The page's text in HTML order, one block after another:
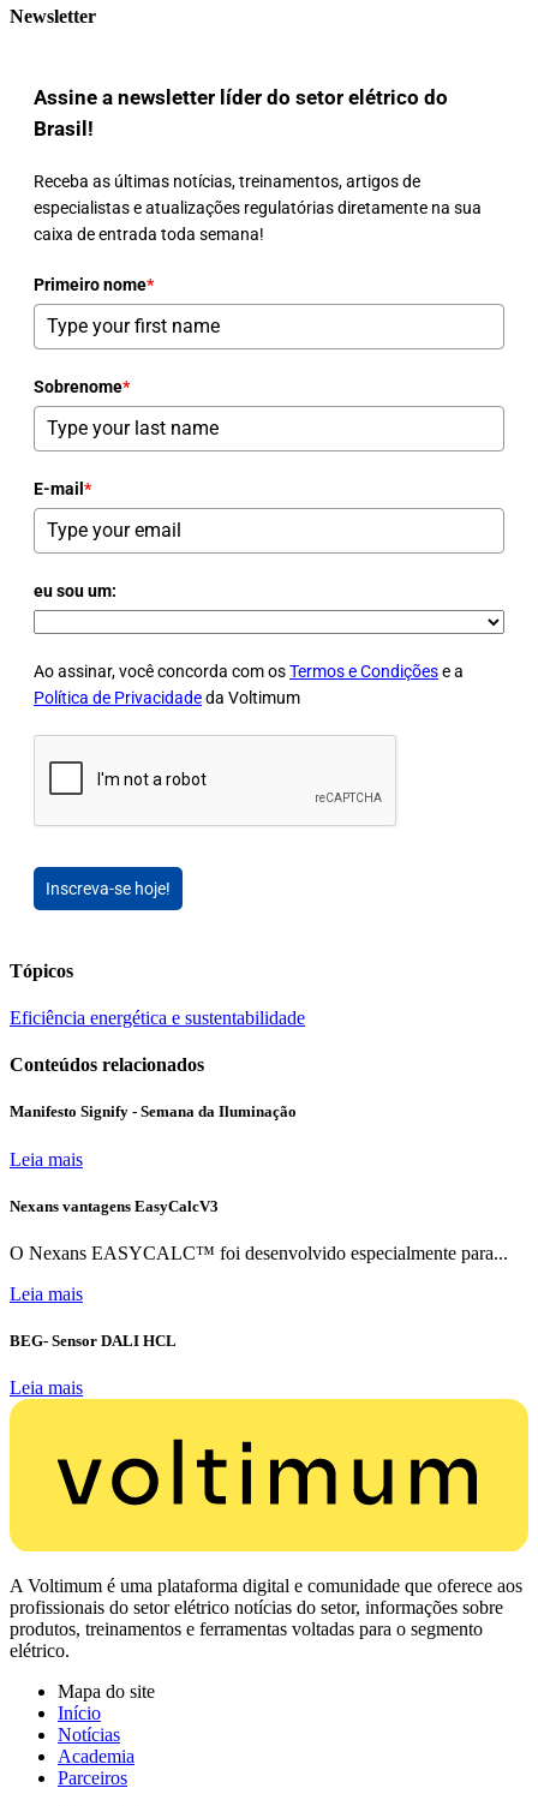
Newsletter
Assine a newsletter líder do setor elétrico do
Brasil!
Receba as últimas notícias, treinamentos, artigos de
especialistas e atualizações regulatórias diretamente na sua
caixa de entrada toda semana!
Primeiro nome*
Sobrenome*
E-mail *
eu sou um:
Ao assinar, você concorda com osTermos e Condiçõese a
Política de Privacidadeda Voltimum
Inscreva-se hoje!
Tópicos
Eficiência energética e sustentabilidade
Conteúdos relacionados
Manifesto Signify - Semana da Iluminação
Leia mais
Nexans vantagens EasyCalcV3
O Nexans EASYCALC™ foi desenvolvido especialmente para...
Leia mais
BEG- Sensor DALI HCL
Leia mais
A Voltimum é uma plataforma digital e comunidade que oferece aos
profissionais do setor elétrico notícias do setor, informações sobre
produtos, treinamentos e ferramentas voltadas para o segmento
elétrico.
Mapa do site
Início
Notícias
Academia
Parceiros